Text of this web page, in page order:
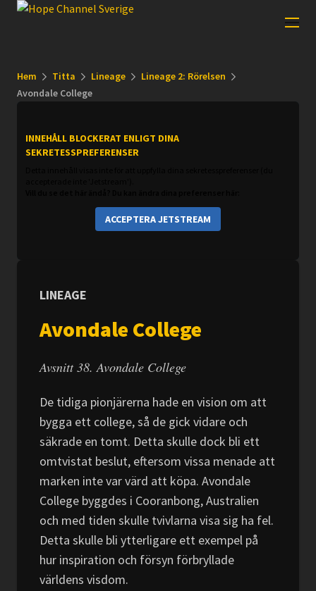
Hem Titta Lineage
Lineage 2: Rörelsen
Avondale College
INNEHÅLL BLOCKERAT ENLIGT DINA
SEKRETESSPREFERENSER
ACCEPTERA JETSTREAM
LINEAGE
Avondale College
Avsnitt 38. Avondale College
De tidiga pionjärerna hade en vision om att
bygga ett college, så de gick vidare och
säkrade en tomt. Detta skulle dock bli ett
omtvistat beslut, eftersom vissa menade att
marken inte var värd att köpa. Avondale
College byggdes i Cooranbong, Australien
och med tiden skulle tvivlarna visa sig ha fel.
Detta skulle bli ytterligare ett exempel på
hur inspiration och försyn förbryllade
världens visdom.